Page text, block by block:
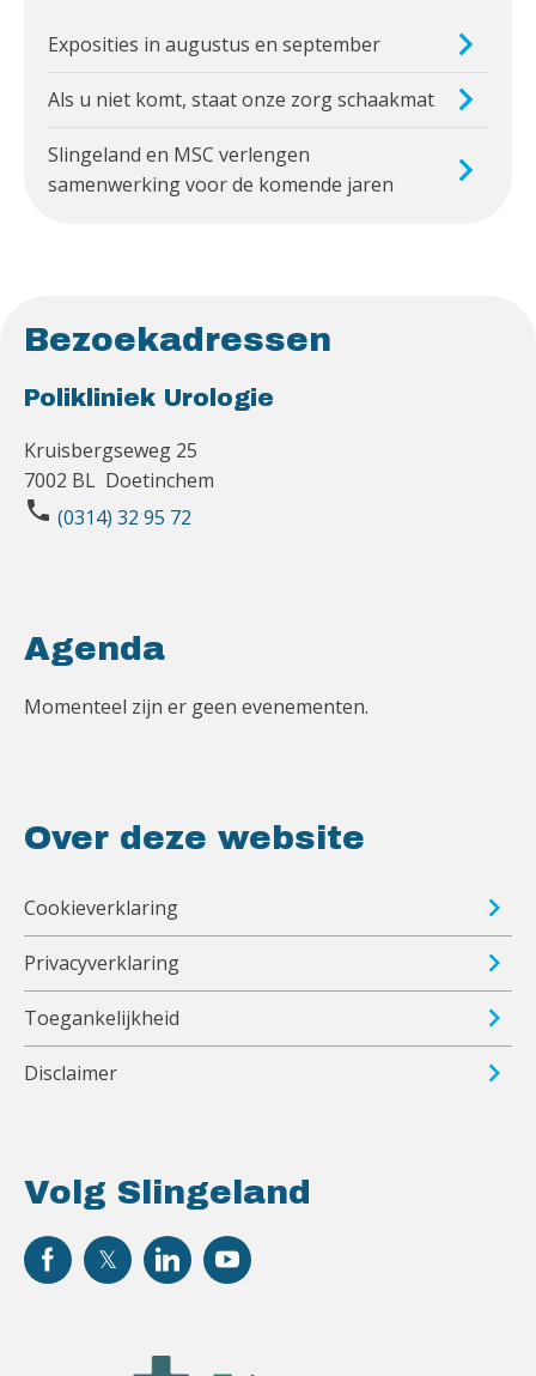
Exposities in augustus en september
Als u niet komt, staat onze zorg schaakmat
Slingeland en MSC verlengen
samenwerking voor de komende jaren
Bezoekadressen
Polikliniek Urologie
Kruisbergseweg 25
7002 BL Doetinchem
phone (0314) 32 95 72
Volg Slingeland
Agenda
Momenteel zijn er geen evenementen.
Over deze website
Cookieverklaring
Privacyverklaring
Toegankelijkheid
Disclaimer